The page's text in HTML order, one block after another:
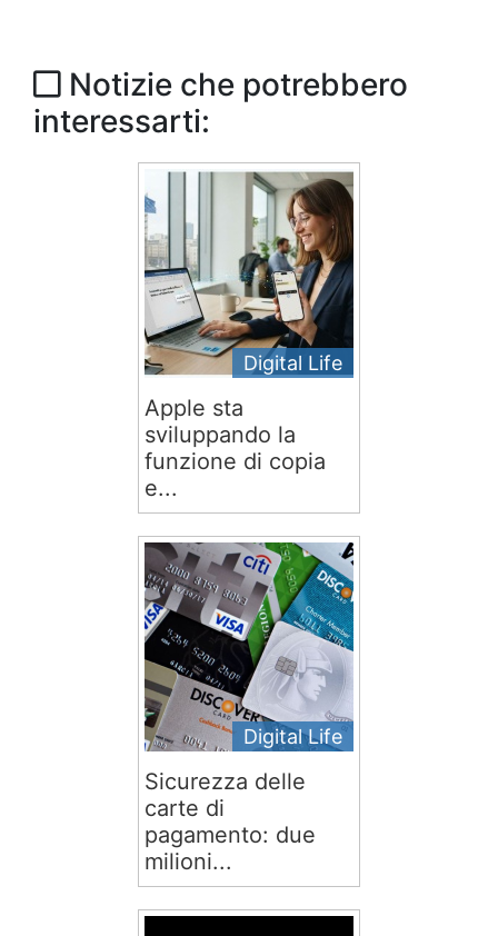
Notizie che potrebbero
interessarti:
Digital Life
Apple sta
sviluppando la
funzione di copia
e...
Digital Life
Sicurezza delle
carte di
pagamento: due
milioni...